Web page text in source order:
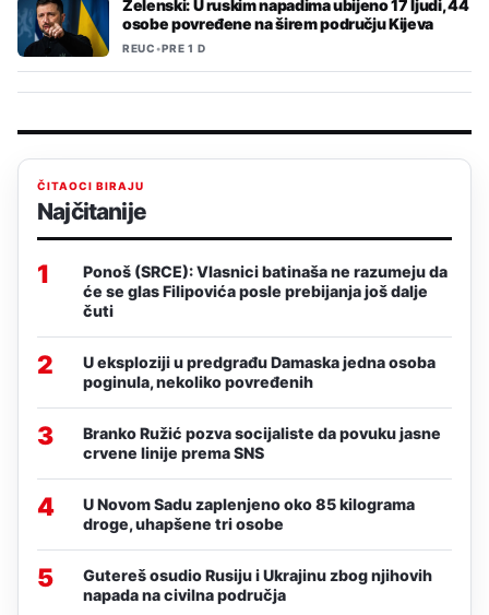
Zelenski: U ruskim napadima ubijeno 17 ljudi, 44
osobe povređene na širem području Kijeva
REUC•PRE 1 D
ČITAOCI BIRAJU
Najčitanije
1
Ponoš (SRCE): Vlasnici batinaša ne razumeju da
će se glas Filipovića posle prebijanja još dalje
čuti
2
U eksploziji u predgrađu Damaska jedna osoba
poginula, nekoliko povređenih
3
Branko Ružić pozva socijaliste da povuku jasne
crvene linije prema SNS
4
U Novom Sadu zaplenjeno oko 85 kilograma
droge, uhapšene tri osobe
5
Gutereš osudio Rusiju i Ukrajinu zbog njihovih
napada na civilna područja